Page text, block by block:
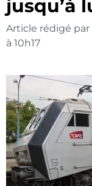
jusqu’à
Article rédigé par
à 10h17